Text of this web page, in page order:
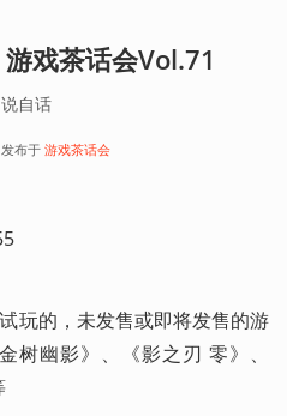
戏茶话会Vol.71
自话
发布于 游戏茶话会
玩的，未发售或即将发售的游
树幽影》、《影之刃 零》、